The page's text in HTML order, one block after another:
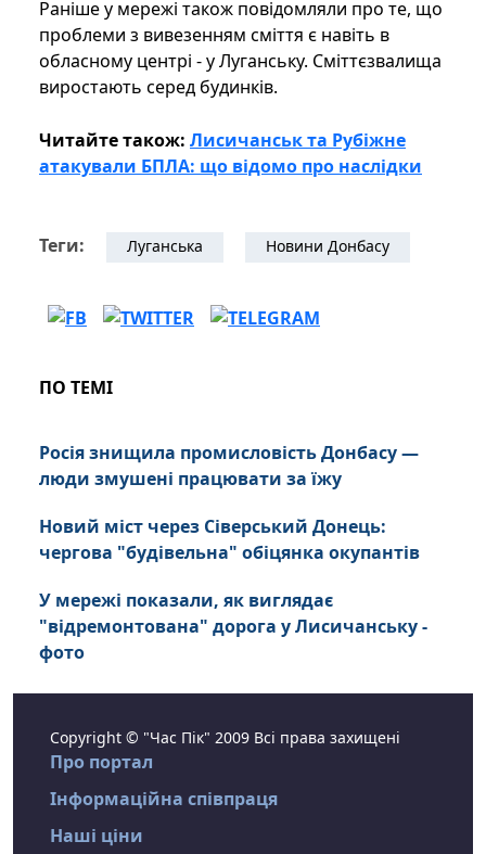
Раніше у мережі також повідомляли про те, що
проблеми з вивезенням сміття є навіть в
обласному центрі - у Луганську. Сміттєзвалища
виростають серед будинків.
Читайте також: Лисичанськ та Рубіжне
атакували БПЛА: що відомо про наслідки
Теги: Луганська Новини Донбасу
ПО ТЕМІ
Росія знищила промисловість Донбасу —
люди змушені працювати за їжу
Новий міст через Сіверський Донець:
чергова "будівельна" обіцянка окупантів
У мережі показали, як виглядає
"відремонтована" дорога у Лисичанську -
фото
Copyright © "Час Пік" 2009 Всі права захищені
Про портал
Інформаційна співпраця
Наші ціни